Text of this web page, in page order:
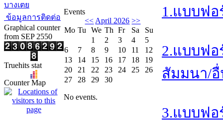
บางเตย
ข้อมูลการติดต่อ
Graphical counter
from SEP 2550
Truehits stat
Counter Map
Events
<< April 2026 >>
Mo Tu We Th Fr Sa
Su
1
2 3 4
5
6
7 8 9 10 11
12
13
14 15 16 17 18
19
20
21 22 23 24 25
26
27
28 29 30
No events.
1.แบบฟ
2.แบบฟ
สัมมนา/
3.แบบฟอ